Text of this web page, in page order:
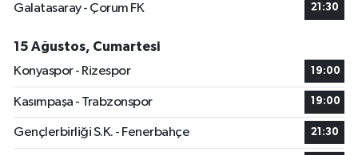
Galatasaray - Çorum FK
21:30
15 Ağustos, Cumartesi
Konyaspor - Rizespor
19:00
Kasımpaşa - Trabzonspor 19:00
Gençlerbirliği S.K. - Fenerbahçe 21:30